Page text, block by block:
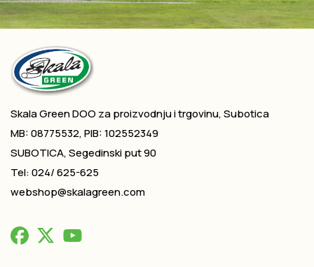
Skala Green DOO za proizvodnju i trgovinu, Subotica
MB: 08775532, PIB: 102552349
SUBOTICA, Segedinski put 90
Tel: 024/ 625-625
webshop@skalagreen.com